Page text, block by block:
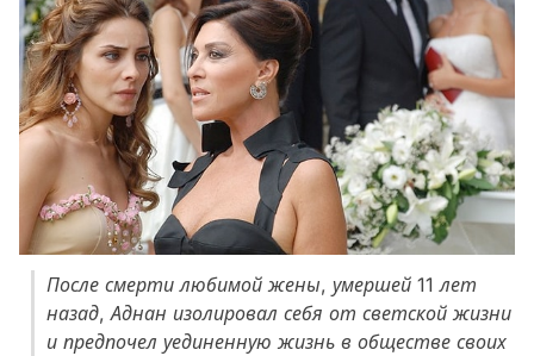
После смерти любимой жены, умершей 11 лет
назад, Аднан изолировал себя от светской жизни
и предпочел уединенную жизнь в обществе своих